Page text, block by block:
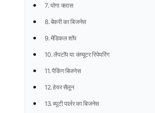
7. योगा क्लास
8. बेकरी का बिजनेस
9. मेडिकल शॉप
10. लैपटॉप या कंप्यूटर रिपेयरिंग
11. पैकिंग बिजनेस
12. हेयर सैलून
13. ब्यूटी पार्लर का बिजनेस